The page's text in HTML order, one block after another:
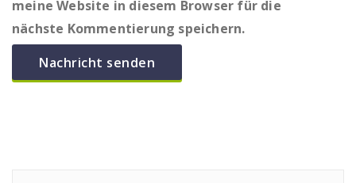
meine Website in diesem Browser für die
nächste Kommentierung speichern.